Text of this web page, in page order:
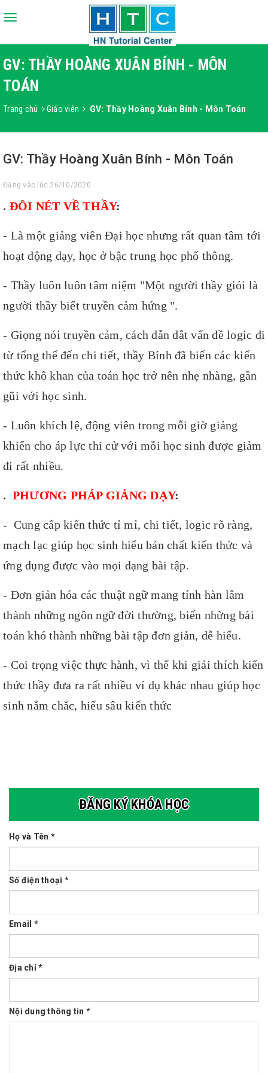
Toggle
GV: THẦY HOÀNG XUÂN BÍNH - MÔN
TOÁN
Trang chủ Giáo viên GV: Thầy Hoàng Xuân Bính - Môn Toán
GV: Thầy Hoàng Xuân Bính - Môn Toán
Đăng vào lúc 26/10/2020
. ĐÔI NÉT VỀ THẦY:
- Là một giảng viên Đại học nhưng rất quan tâm tới
hoạt động dạy, học ở bậc trung học phổ thông.
- Thầy luôn luôn tâm niệm "Một người thầy giỏi là
người thầy biết truyền cảm hứng ".
- Giọng nói truyền cảm, cách dẫn dắt vấn đề logic đi
từ tổng thể đến chi tiết, thầy Bính đã biến các kiến
thức khô khan của toán học trở nên nhẹ nhàng, gần
gũi với học sinh.
- Luôn khích lệ, động viên trong mỗi giờ giảng
khiến cho áp lực thi cử với mỗi học sinh được giảm
đi rất nhiều.
. PHƯƠNG PHÁP GIẢNG DẠY:
- Cung cấp kiến thức tỉ mỉ, chi tiết, logic rõ ràng,
mạch lạc giúp học sinh hiểu bản chất kiến thức và
ứng dụng được vào mọi dạng bài tập.
- Đơn giản hóa các thuật ngữ mang tính hàn lâm
thành những ngôn ngữ đời thường, biến những bài
toán khó thành những bài tập đơn giản, dễ hiểu.
- Coi trọng việc thực hành, vì thế khi giải thích kiến
thức thầy đưa ra rất nhiều ví dụ khác nhau giúp học
sinh nắm chắc, hiểu sâu kiến thức
ĐĂNG KÝ KHÓA HỌC
Họ và Tên *
Số điện thoại *
Email *
Địa chỉ *
Nội dung thông tin *